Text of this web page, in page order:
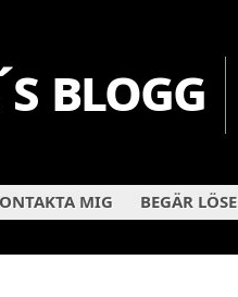
blogg
MIG BEGÄR